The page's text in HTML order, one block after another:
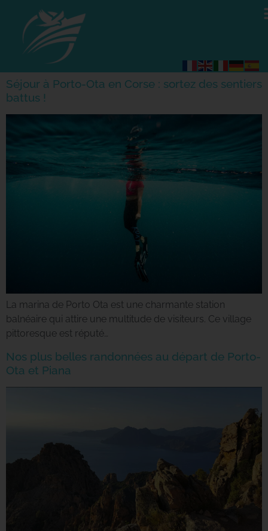
Séjour à Porto-Ota en Corse : sortez des sentiers
battus !
La marina de Porto Ota est une charmante station
balnéaire qui attire une multitude de visiteurs. Ce village
pittoresque est réputé…
Nos plus belles randonnées au départ de Porto-
Ota et Piana